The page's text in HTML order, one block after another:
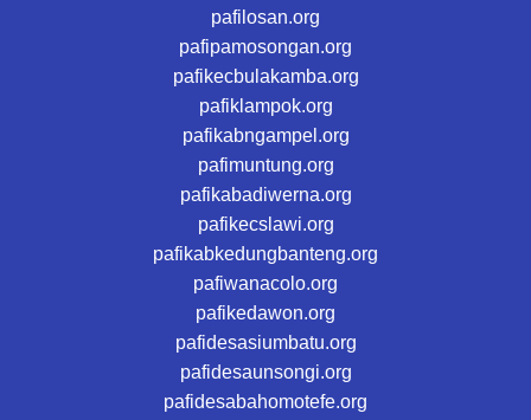
pafilosan.org
pafipamosongan.org
pafikecbulakamba.org
pafiklampok.org
pafikabngampel.org
pafimuntung.org
pafikabadiwerna.org
pafikecslawi.org
pafikabkedungbanteng.org
pafiwanacolo.org
pafikedawon.org
pafidesasiumbatu.org
pafidesaunsongi.org
pafidesabahomotefe.org